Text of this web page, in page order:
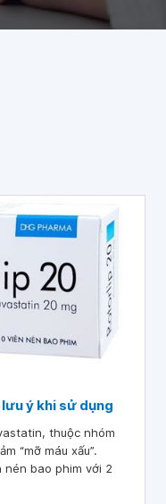
ý khi sử dụng
thuộc nhóm
“mỡ máu xấu”.
nén bao phim với 2